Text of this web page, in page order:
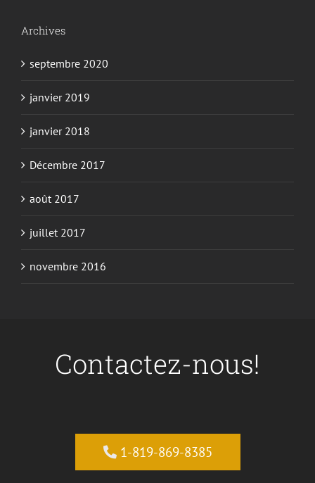
Archives
septembre 2020
janvier 2019
janvier 2018
Décembre 2017
août 2017
juillet 2017
novembre 2016
Contactez-nous!
1-819-869-8385